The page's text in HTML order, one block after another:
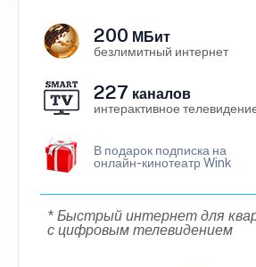
200 МБит
безлимитный интернет
227 каналов
интерактивное
В подарок подписка на
онлайн-кинотеатр Wink
* Быстрый интернет для
с цифровым телевидением